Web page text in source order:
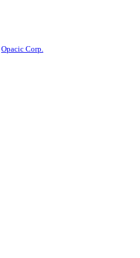
Opacic Corp.